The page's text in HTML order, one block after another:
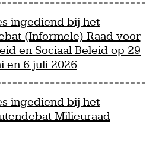
ingediend bij het
(Informele) Raad voor
en Sociaal Beleid op 29
en 6 juli 2026
ingediend bij het
Milieuraad